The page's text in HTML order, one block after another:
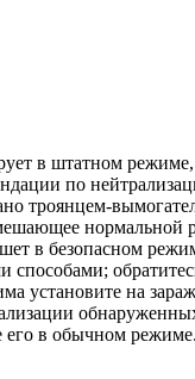
в штатном
по
троянцем-
нормальной
в безопасном
установите на
его в обычном режиме.